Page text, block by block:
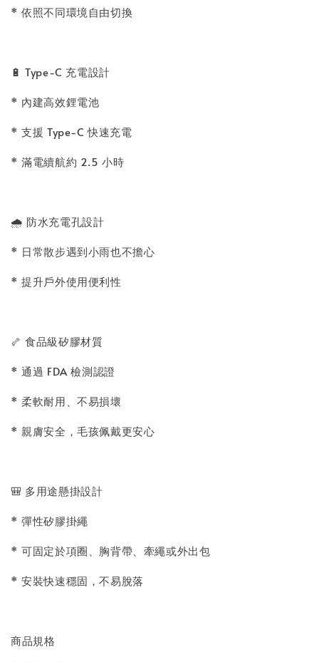
* 依照不同環境自由切換
🔋 Type-C 充電設計
* 內建高效鋰電池
* 支援 Type-C 快速充電
* 滿電續航約 2.5 小時
🌧️ 防水充電孔設計
* 日常散步遇到小雨也不擔心
* 提升戶外使用便利性
🦴 食品級矽膠材質
* 通過 FDA 檢測認證
* 柔軟耐用、不易損壞
* 親膚安全，毛孩佩戴更安心
🎒 多用途懸掛設計
* 彈性矽膠掛繩
* 可固定於項圈、胸背帶、牽繩或外出包
* 安裝快速穩固，不易脫落
商品規格